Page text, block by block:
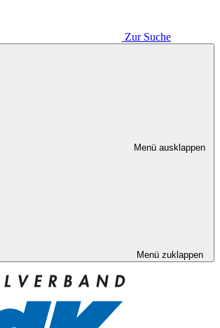
Zur Suche
Menü ausklappen
Menü zuklappen